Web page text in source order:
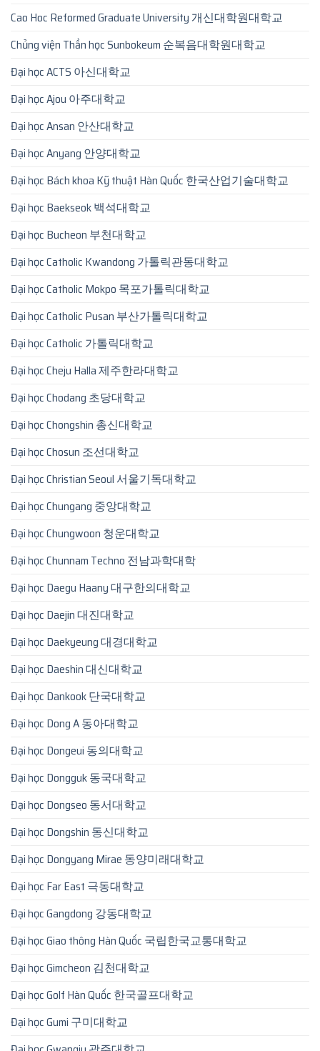
Cao Hoc Reformed Graduate University 개신대학원대학교
Chủng viện Thần học Sunbokeum 순복음대학원대학교
Đại học ACTS 아신대학교
Đại học Ajou 아주대학교
Đại học Ansan 안산대학교
Đại học Anyang 안양대학교
Đại học Bách khoa Kỹ thuật Hàn Quốc 한국산업기술대학교
Đại học Baekseok 백석대학교
Đại học Bucheon 부천대학교
Đại học Catholic Kwandong 가톨릭관동대학교
Đại học Catholic Mokpo 목포가톨릭대학교
Đại học Catholic Pusan 부산가톨릭대학교
Đại học Catholic 가톨릭대학교
Đại học Cheju Halla 제주한라대학교
Đại học Chodang 초당대학교
Đại học Chongshin 총신대학교
Đại học Chosun 조선대학교
Đại học Christian Seoul 서울기독대학교
Đại học Chungang 중앙대학교
Đại học Chungwoon 청운대학교
Đại học Chunnam Techno 전남과학대학
Đại học Daegu Haany 대구한의대학교
Đại học Daejin 대진대학교
Đại học Daekyeung 대경대학교
Đại học Daeshin 대신대학교
Đại học Dankook 단국대학교
Đại học Dong A 동아대학교
Đại học Dongeui 동의대학교
Đại học Dongguk 동국대학교
Đại học Dongseo 동서대학교
Đại học Dongshin 동신대학교
Đại học Dongyang Mirae 동양미래대학교
Đại học Far East 극동대학교
Đại học Gangdong 강동대학교
Đại học Giao thông Hàn Quốc 국립한국교통대학교
Đại học Gimcheon 김천대학교
Đại học Golf Hàn Quốc 한국골프대학교
Đại học Gumi 구미대학교